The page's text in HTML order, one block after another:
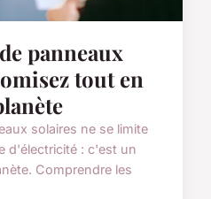
panneaux
tout en
solaires ne se limite
d'électricité : c'est un
Comprendre les